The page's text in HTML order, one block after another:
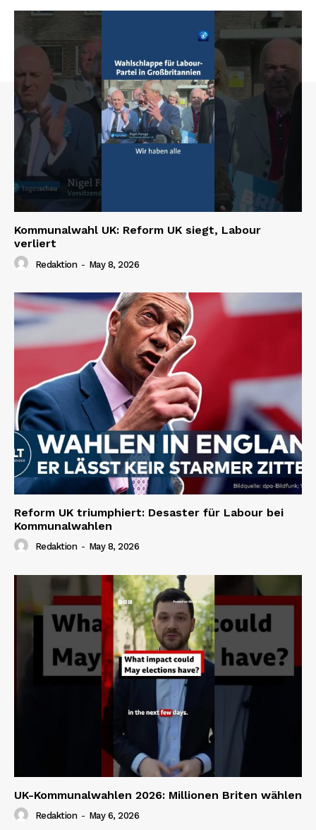
Kommunalwahl UK: Reform UK siegt, Labour
verliert
Redaktion - May 8, 2026
Reform UK triumphiert: Desaster für Labour bei
Kommunalwahlen
Redaktion - May 8, 2026
UK-Kommunalwahlen 2026: Millionen Briten wählen
Redaktion - May 6, 2026